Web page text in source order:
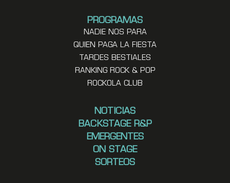
PROGRAMAS
NADIE NOS PARA
QUIEN PAGA LA FIESTA
TARDES BESTIALES
RANKING ROCK & POP
ROCKOLA CLUB
NOTICIAS
BACKSTAGE R&P
EMERGENTES
ON STAGE
SORTEOS